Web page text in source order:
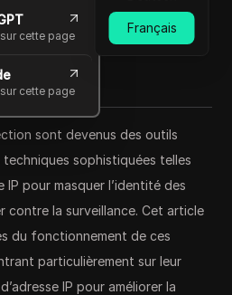
Français
cette page
cette page
de lecture
sont devenus des outils
sophistiquées telles
IP pour masquer l’identité des
contre la surveillance. Cet article
du fonctionnement de ces
particulièrement sur leur
IP pour améliorer la